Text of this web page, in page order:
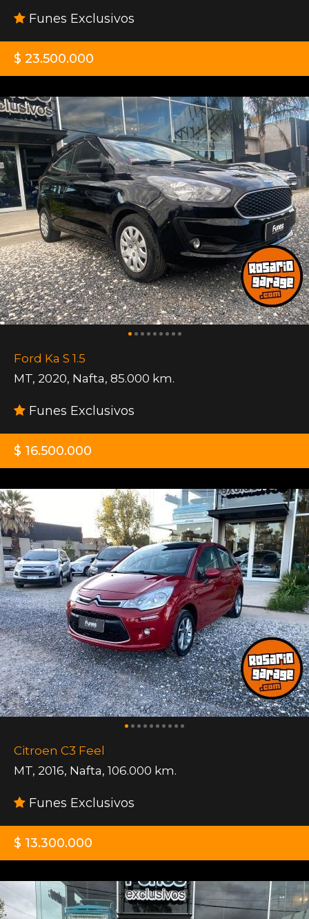
Funes Exclusivos
$ 23.500.000
Ford Ka S 1.5
MT, 2020, Nafta, 85.000 km.
Funes Exclusivos
$ 16.500.000
Citroen C3 Feel
MT, 2016, Nafta, 106.000 km.
Funes Exclusivos
$ 13.300.000